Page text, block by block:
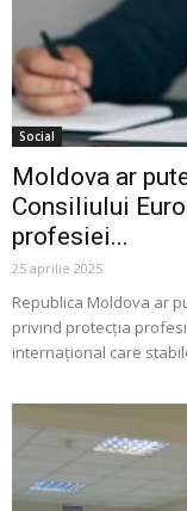
Social
Moldova ar
Consiliului
profesiei...
25 aprilie 2025
Republica Moldova ar
privind protecția
internațional care